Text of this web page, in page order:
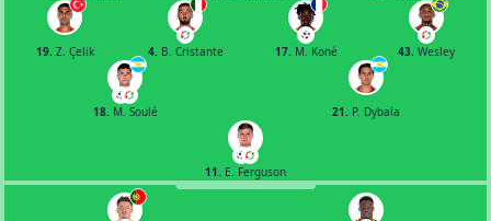
19. Z. Çelik 4. B. Cristante 17. M. Koné 43. Wesley
18. M. Soulé 21. P. Dybala
11. E. Ferguson